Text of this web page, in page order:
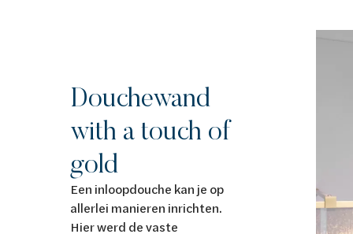
Douchewand
with a touch of
gold
Een inloopdouche kan je op
allerlei manieren inrichten.
Hier werd de vaste